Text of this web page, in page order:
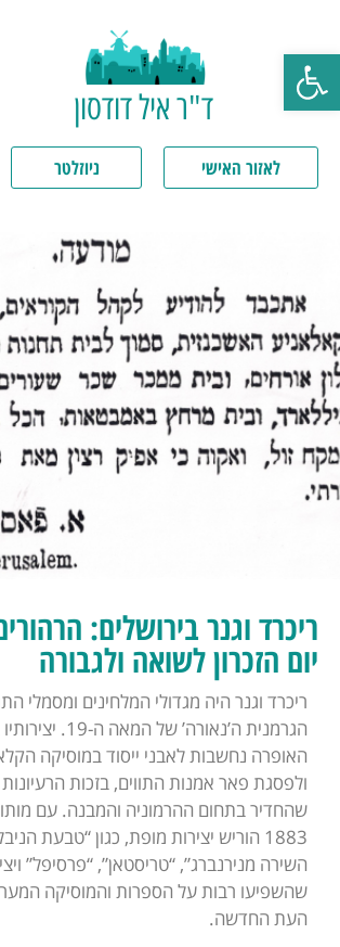
פתח סרגל נגישות
ד"ר איל דודסון
לאזור האישי ניוזלטר
ריכרד וגנר בירושלים:
יום הזכרון לשואה ולגבורה
ריכרד וגנר היה מגדולי המלחינים ומסמלי
הגרמנית ה’נאורה’ של
האופרה נחשבות לאבני ייסוד במוסיקה
ולפסגת פאר אמנות התווים, בזכות
שהחדיר בתחום ההרמוניה והמבנה. עם
1883 הוריש יצירות מופת, כגון “טבעת
השירה מנירנברג”, “טריסטאן”, “פרסיפל”
שהשפיעו רבות על הספרות והמוסיקה
העת החדשה.